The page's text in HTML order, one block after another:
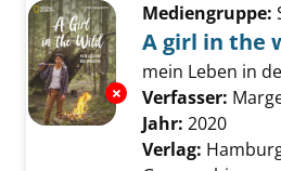
Exemplar-Details
Mediengruppe:
A girl in the
mein Leben in
Verfasser:
Jahr: 2020
Verlag: